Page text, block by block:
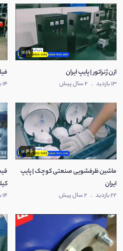
0:19
ازن ژنراتور | پایپ ایران
13 بازدید . 2 سال پیش 14 بازدید
0:46
ماشین ظرفشویی صنعتی کوچک | پایپ
ایران
22 بازدید . 2 سال پیش 14 بازدید